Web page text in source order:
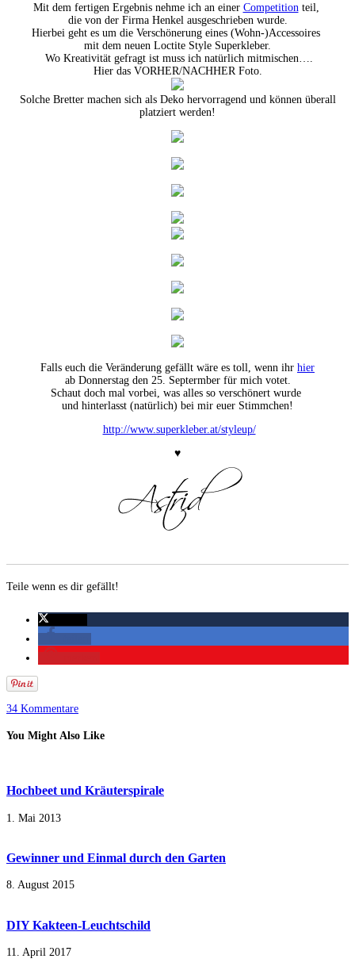
Mit dem fertigen Ergebnis nehme ich an einer Competition teil,
die von der Firma Henkel ausgeschrieben wurde.
Hierbei geht es um die Verschönerung eines (Wohn-)Accessoires
mit dem neuen Loctite Style Superkleber.
Wo Kreativität gefragt ist muss ich natürlich mitmischen….
Hier das VORHER/NACHHER Foto.
Solche Bretter machen sich als Deko hervorragend und können überall
platziert werden!
Falls euch die Veränderung gefällt wäre es toll, wenn ihr hier
ab Donnerstag den 25. Septermber für mich votet.
Schaut doch mal vorbei, was alles so verschönert wurde
und hinterlasst (natürlich) bei mir euer Stimmchen!
http://www.superkleber.at/styleup/
♥
Teile wenn es dir gefällt!
34 Kommentare
You Might Also Like
Hochbeet und Kräuterspirale
1. Mai 2013
Gewinner und Einmal durch den Garten
8. August 2015
DIY Kakteen-Leuchtschild
11. April 2017